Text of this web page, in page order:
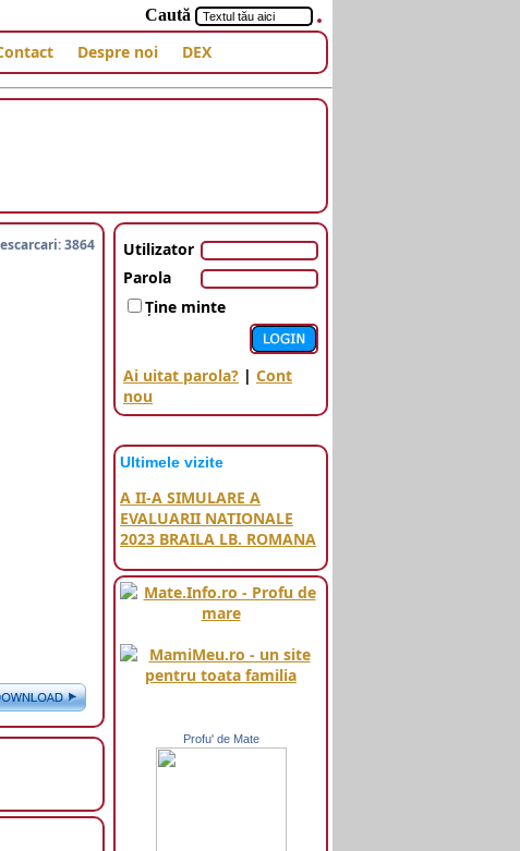
Caută
Despre noi DEX
3864
Utilizator
Parola
Ţine minte
Ai uitat parola? | Cont
nou
Ultimele vizite
A II-A SIMULARE A
EVALUARII NATIONALE
2023 BRAILA LB. ROMANA
Profu' de Mate